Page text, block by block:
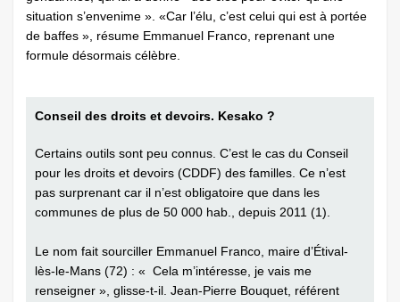
situation s’envenime ». «Car l’élu, c’est celui qui est à portée
de baffes », résume Emmanuel Franco, reprenant une
formule désormais célèbre.
Conseil des droits et devoirs. Kesako ?
Certains outils sont peu connus. C’est le cas du Conseil
pour les droits et devoirs (CDDF) des familles. Ce n’est
pas surprenant car il n’est obligatoire que dans les
communes de plus de 50 000 hab., depuis 2011 (1).
Le nom fait sourciller Emmanuel Franco, maire d’Étival-
lès-le-Mans (72) : « Cela m’intéresse, je vais me
renseigner », glisse-t-il. Jean-Pierre Bouquet, référent